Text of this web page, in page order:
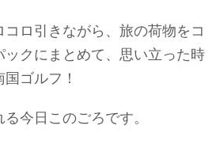
ロ引きながら、旅の荷物をコ
ックにまとめて、思い立った時
ゴルフ！
今日このごろです。